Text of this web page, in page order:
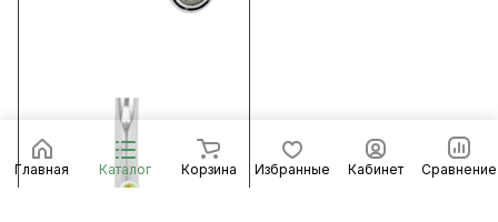
Главная Каталог Корзина Избранные Кабинет Сравнение